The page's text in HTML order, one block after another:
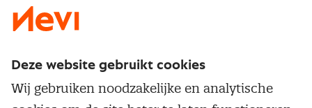
Service & contact
Deze website gebruikt cookies
Wij gebruiken noodzakelijke en analytische